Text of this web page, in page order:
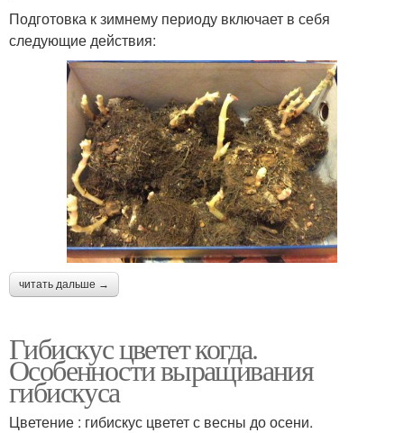
Подготовка к зимнему периоду включает в себя
следующие действия:
читать дальше →
Гибискус цветет когда.
Особенности выращивания
гибискуса
Цветение : гибискус цветет с весны до осени.